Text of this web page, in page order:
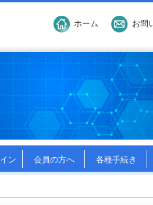
ホーム お問
ン 会員の方へ 各種手続き